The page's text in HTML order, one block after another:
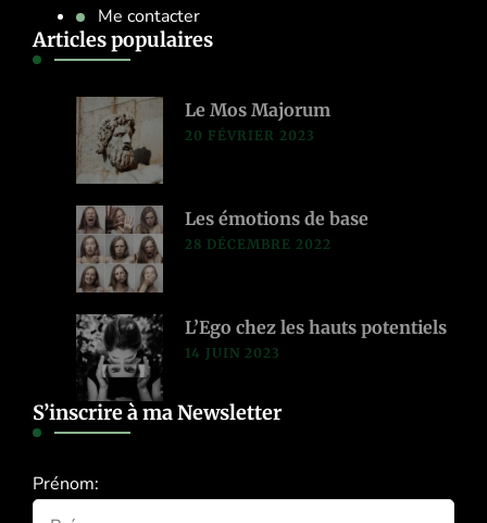
Me contacter
Articles populaires
Le Mos Majorum
20 FÉVRIER 2023
Les émotions de base
28 DÉCEMBRE 2022
L’Ego chez les hauts potentiels
14 JUIN 2023
S’inscrire à ma Newsletter
Prénom: